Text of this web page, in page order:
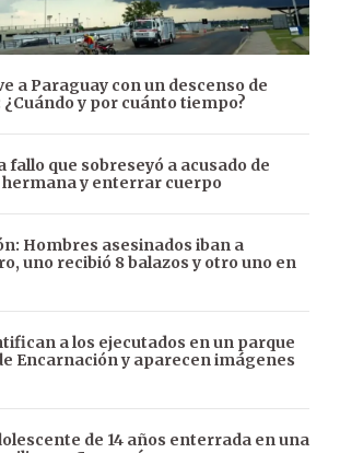
a Paraguay con un descenso de
¿Cuándo y por cuánto tiempo?
fallo que sobreseyó a acusado de
hermana y enterrar cuerpo
Hombres asesinados iban a
uno recibió 8 balazos y otro uno en
a los ejecutados en un parque
Encarnación y aparecen imágenes
de 14 años enterrada en una